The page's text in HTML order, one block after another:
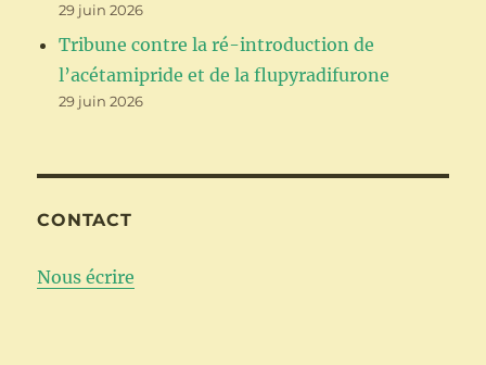
29 juin 2026
Tribune contre la ré-introduction de
l’acétamipride et de la flupyradifurone
29 juin 2026
CONTACT
Nous écrire